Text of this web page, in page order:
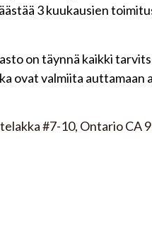
3 kuukausien
on täynnä kaikki
ovat valmiita auttamaan
#7-10, Ontario CA